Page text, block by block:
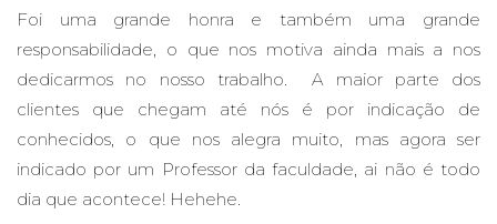
Foi uma grande honra e também uma grande
responsabilidade, o que nos motiva ainda mais a nos
dedicarmos no nosso trabalho. A maior parte dos
clientes que chegam até nós é por indicação de
conhecidos, o que nos alegra muito, mas agora ser
indicado por um Professor da faculdade, ai não é todo
dia que acontece! Hehehe.